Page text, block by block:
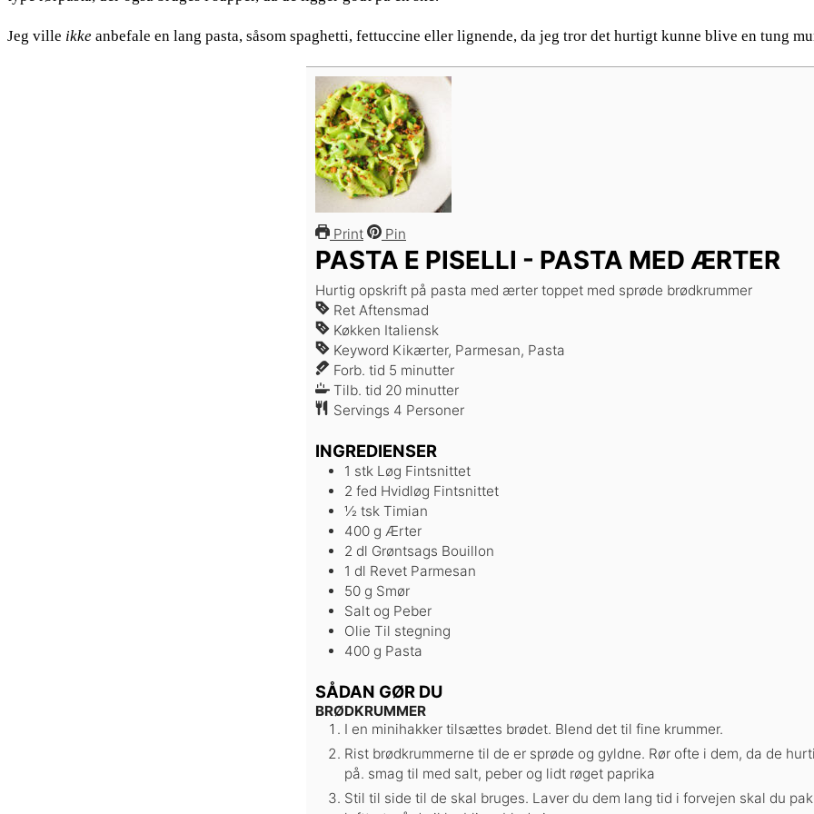
Jeg ville ikke anbefale en lang pasta, såsom spaghetti, fettuccine eller lignende, da jeg tror det hurtigt kunne blive en tung
Print Pin
PASTA E PISELLI - PASTA MED ÆRTER
Hurtig opskrift på pasta med ærter toppet med sprøde brødkrummer
Ret Aftensmad
Køkken Italiensk
Keyword Kikærter, Parmesan, Pasta
Forb. tid 5 minutter
minutter
Tilb. tid 20minutter
minutter
Servings 4 Personer
INGREDIENSER
1 stk Løg Fintsnittet
2 fed Hvidløg Fintsnittet
½ tsk Timian
400 g Ærter
2 dl Grøntsags Bouillon
1 dl Revet Parmesan
50 g Smør
Salt og Peber
Olie Til stegning
400 g Pasta
SÅDAN GØR DU
BRØDKRUMMER
I en minihakker tilsættes brødet. Blend det til fine krummer.
Rist brødkrummerne til de er sprøde og gyldne. Rør ofte i dem, da de
på. smag til med salt, peber og lidt røget paprika
Stil til side til de skal bruges. Laver du dem lang tid i forvejen skal du